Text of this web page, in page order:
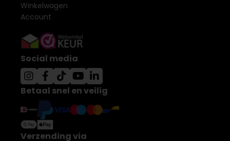
Winkelwagen
Account
Social media
Betaal snel en veilig
Verzending via